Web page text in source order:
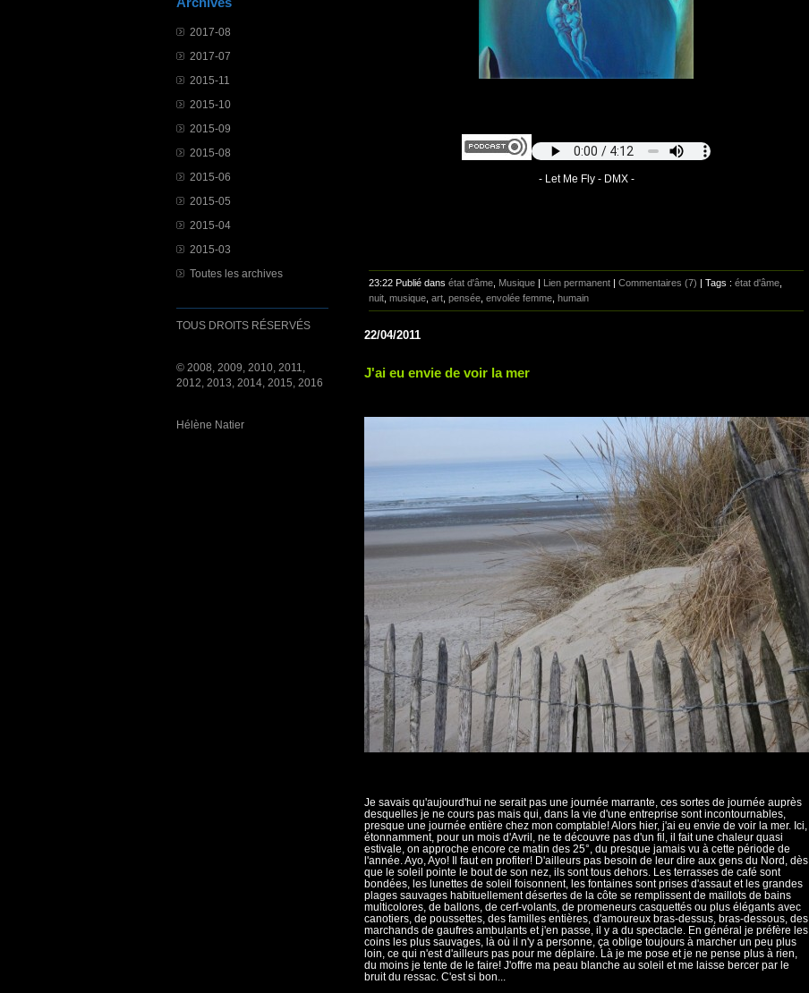
2017-08
2017-07
2015-11
2015-10
2015-09
2015-08
2015-06
2015-05
2015-04
2015-03
Toutes les archives
TOUS DROITS RÉSERVÉS
© 2008, 2009, 2010, 2011,
2012, 2013, 2014, 2015, 2016
Hélène Natier
- Let Me Fly - DMX -
23:22 Publié dans état d'âme, Musique Lien permanent Commentaires (7) | Tags : état d'âme,
nuit, musique, art, pensée, envolée femme, humain
22/04/2011
J'ai eu envie de voir la mer
Je savais qu'aujourd'hui ne serait pas une journée marrante, ces sortes de journée auprès
desquelles je ne cours pas mais qui, dans la vie d'une entreprise sont incontournables,
presque une journée entière chez mon comptable! Alors hier, j'ai eu envie de voir la mer. Ici,
étonnamment, pour un mois d'Avril, ne te découvre pas d'un fil, il fait une chaleur quasi
estivale, on approche encore ce matin des 25°, du presque jamais vu à cette période de
l'année. Ayo, Ayo! Il faut en profiter! D'ailleurs pas besoin de leur dire aux gens du Nord, dès
que le soleil pointe le bout de son nez, ils sont tous dehors. Les terrasses de café sont
bondées, les lunettes de soleil foisonnent, les fontaines sont prises d'assaut et les grandes
plages sauvages habituellement désertes de la côte se remplissent de maillots de bains
multicolores, de ballons, de cerf-volants, de promeneurs casquettés ou plus élégants avec
canotiers, de poussettes, des familles entières, d'amoureux bras-dessus, bras-dessous, des
marchands de gaufres ambulants et j'en passe, il y a du spectacle. En général je préfère les
coins les plus sauvages, là où il n'y a personne, ça oblige toujours à marcher un peu plus
loin, ce qui n'est d'ailleurs pas pour me déplaire. Là je me pose et je ne pense plus à rien,
du moins je tente de le faire! J'offre ma peau blanche au soleil et me laisse bercer par le
bruit du ressac. C'est si bon...